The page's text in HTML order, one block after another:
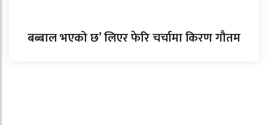
बब्बाल भएको छ’ लिएर फेरि चर्चामा किरण गौतम